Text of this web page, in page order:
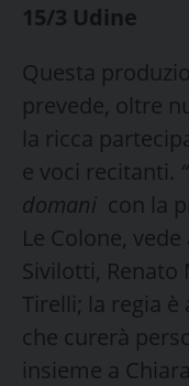
15/3 Udine
Questa
prevede, oltre
la ricca
e voci recitanti.
domani con la
Le Colone,
Sivilotti, Renato
Tirelli; la regia
che curerà
insieme a